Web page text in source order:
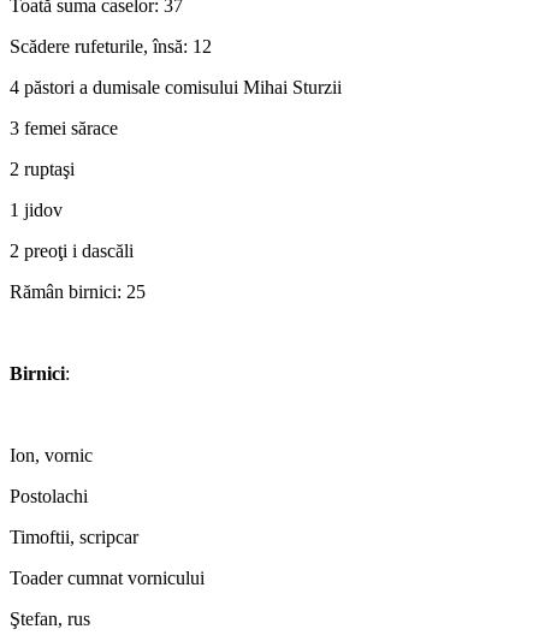
Toată suma caselor: 37
Scădere rufeturile, însă: 12
4 păstori a dumisale comisului Mihai Sturzii
3 femei sărace
2 ruptaşi
1 jidov
2 preoţi i dascăli
Rămân birnici: 25
Birnici:
Ion, vornic
Postolachi
Timoftii, scripcar
Toader cumnat vornicului
Ştefan, rus